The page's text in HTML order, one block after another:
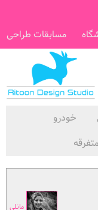
مسابقات طراحی
خودرو
متفرقه
مانلی